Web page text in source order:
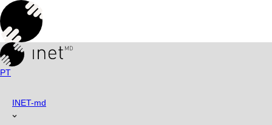
Skip
to
content
PT
INET-md